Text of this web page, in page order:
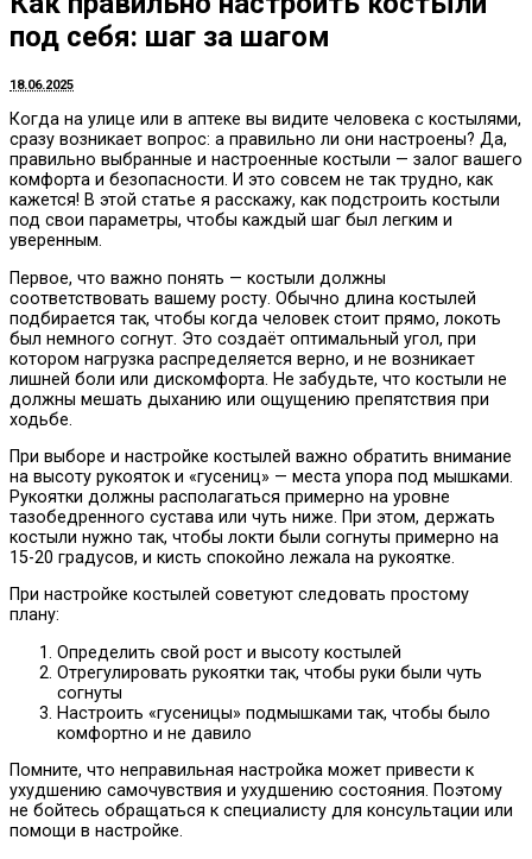
под себя: шаг за шагом
18.06.2025
Когда на улице или в аптеке вы видите человека с костылями,
сразу возникает вопрос: а правильно ли они настроены? Да,
правильно выбранные и настроенные костыли — залог вашего
комфорта и безопасности. И это совсем не так трудно, как
кажется! В этой статье я расскажу, как подстроить костыли
под свои параметры, чтобы каждый шаг был легким и
уверенным.
Первое, что важно понять — костыли должны
соответствовать вашему росту. Обычно длина костылей
подбирается так, чтобы когда человек стоит прямо, локоть
был немного согнут. Это создаёт оптимальный угол, при
котором нагрузка распределяется верно, и не возникает
лишней боли или дискомфорта. Не забудьте, что костыли не
должны мешать дыханию или ощущению препятствия при
ходьбе.
При выборе и настройке костылей важно обратить внимание
на высоту рукояток и «гусениц» — места упора под мышками.
Рукоятки должны располагаться примерно на уровне
тазобедренного сустава или чуть ниже. При этом, держать
костыли нужно так, чтобы локти были согнуты примерно на
15-20 градусов, и кисть спокойно лежала на рукоятке.
При настройке костылей советуют следовать простому
плану:
Определить свой рост и высоту костылей
Отрегулировать рукоятки так, чтобы руки были чуть
согнуты
Настроить «гусеницы» подмышками так, чтобы было
комфортно и не давило
Помните, что неправильная настройка может привести к
ухудшению самочувствия и ухудшению состояния. Поэтому
не бойтесь обращаться к специалисту для консультации или
помощи в настройке.